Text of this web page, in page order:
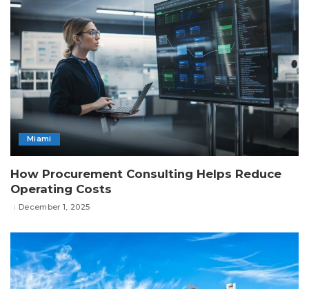
Miami
How Procurement Consulting Helps Reduce
Operating Costs
December 1, 2025